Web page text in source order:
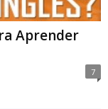
Aprender
7